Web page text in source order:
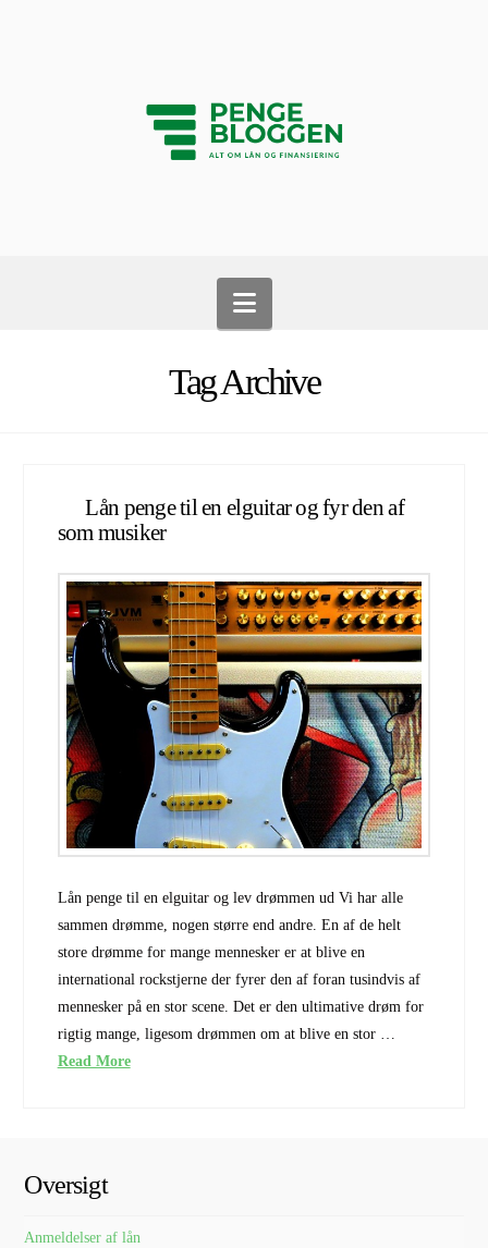
Navigation
Tag Archive
Lån penge til en elguitar og fyr den af
som musiker
Lån penge til en elguitar og lev drømmen ud Vi har alle
sammen drømme, nogen større end andre. En af de helt
store drømme for mange mennesker er at blive en
international rockstjerne der fyrer den af foran tusindvis af
mennesker på en stor scene. Det er den ultimative drøm for
rigtig mange, ligesom drømmen om at blive en stor …
Read More
Oversigt
Anmeldelser af lån